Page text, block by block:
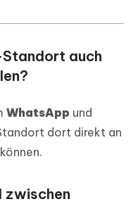
Standort auch
WhatsApp und
dort direkt an
zwischen